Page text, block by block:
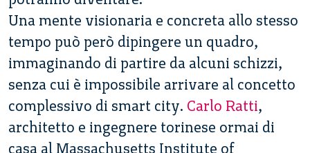
Una mente visionaria e concreta allo stesso
tempo può però dipingere un quadro,
immaginando di partire da alcuni schizzi,
senza cui è impossibile arrivare al concetto
complessivo di smart city. Carlo Ratti,
architetto e ingegnere torinese ormai di
casa al Massachusetts Institute of